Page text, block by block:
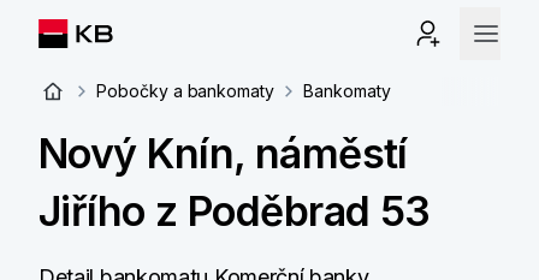
Pobočky a bankomaty Bankomaty
Nový Knín, náměstí
Jiřího z Poděbrad 53